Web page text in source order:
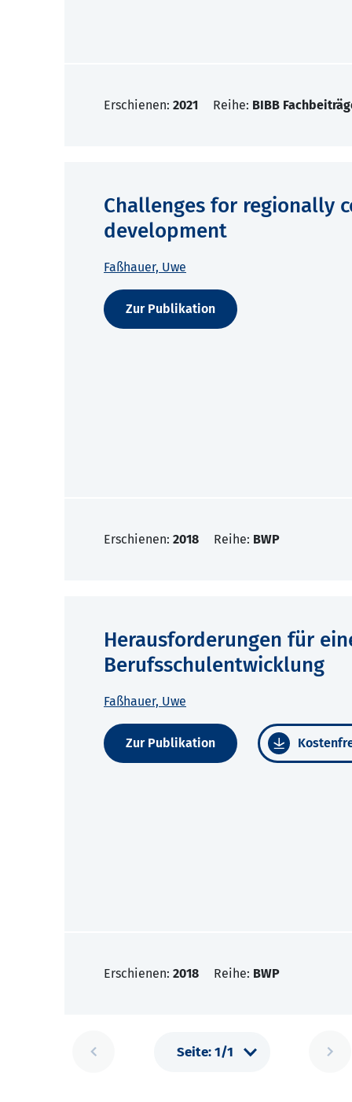
Erschienen: 2021 Reihe: BIBB
Challenges for regionally
development
Faßhauer, Uwe
Zur Publikation
Erschienen: 2018 Reihe: BWP
Herausforderungen für
Berufsschulentwicklung
Faßhauer, Uwe
Zur Publikation
Erschienen: 2018 Reihe: BWP